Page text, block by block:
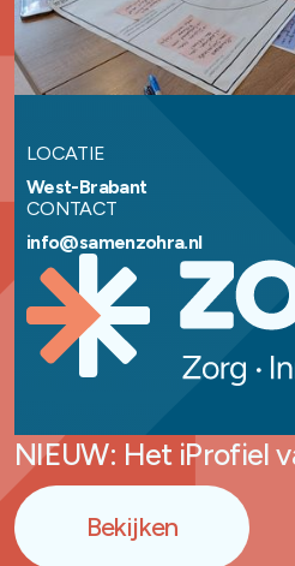
LOCATIE
West-Brabant
CONTACT
info@samenzohra.nl
NIEUW: Het iProfiel
Bekijken